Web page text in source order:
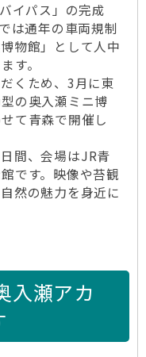
イパス」の完成
は通年の車両規制
物館」として人中
す。
くため、3月に東
の奥入瀬ミニ博
て青森で開催し
間、会場はJR青
です。映像や苔観
然の魅力を身近に
入瀬アカ